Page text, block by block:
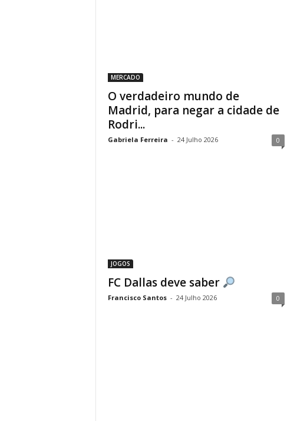
MERCADO
O verdadeiro mundo de
Madrid, para negar a cidade de
Rodri...
Gabriela Ferreira - 24 Julho 2026 0
JOGOS
FC Dallas deve saber
Francisco Santos - 24 Julho 2026 0